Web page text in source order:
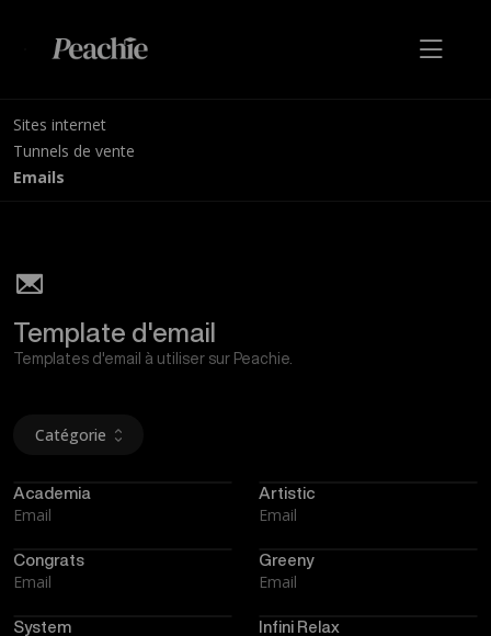
Sites internet
Tunnels de vente
Emails
Template d'email
Templates d'email à utiliser sur Peachie.
Catégorie
Academia
Email
Artistic
Email
Congrats
Email
Greeny
Email
System Infini Relax